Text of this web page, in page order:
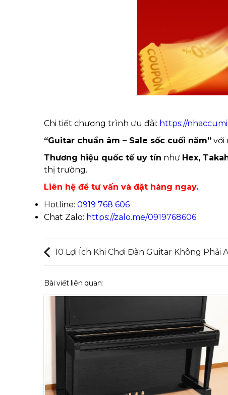
Chi tiết chương trình ưu đãi: https://
“Guitar chuẩn âm – Sale sốc cuối năm” với
Thương hiệu quốc tế uy tín như Hex,
thị trường.
Liên hệ để tư vấn và đặt hàng ngay.
Hotline: 0919 768 606
Chat Zalo: https://zalo.me/0919768606
10 Lợi Ích Khi Chơi Đàn Guitar Không Phải
Bài viết liên quan: